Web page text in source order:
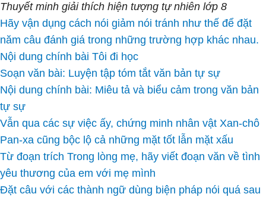
Thuyết minh giải thích hiện tượng tự nhiên lớp 8
Hãy vận dụng cách nói giảm nói tránh như thế để đặt
năm câu đánh giá trong những trường hợp khác nhau.
Nội dung chính bài Tôi đi học
Soạn văn bài: Luyện tập tóm tắt văn bản tự sự
Nội dung chính bài: Miêu tả và biểu cảm trong văn bản
tự sự
Vẫn qua các sự việc ấy, chứng minh nhân vật Xan-chô
Pan-xa cũng bộc lộ cả những mặt tốt lẫn mặt xấu
Từ đoạn trích Trong lòng mẹ, hãy viết đoạn văn về tình
yêu thương của em với mẹ mình
Đặt câu với các thành ngữ dùng biện pháp nói quá sau